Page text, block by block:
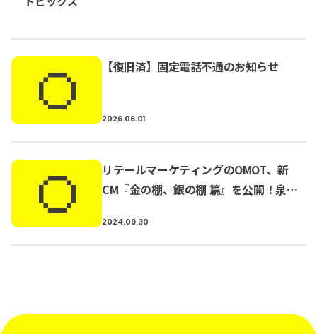
【復旧済】固定電話不通のお知らせ
2026.06.01
リテールマーケティングのOMOT、新
CM『金の棚、銀の棚 篇』を公開！泉里
2024.09.30